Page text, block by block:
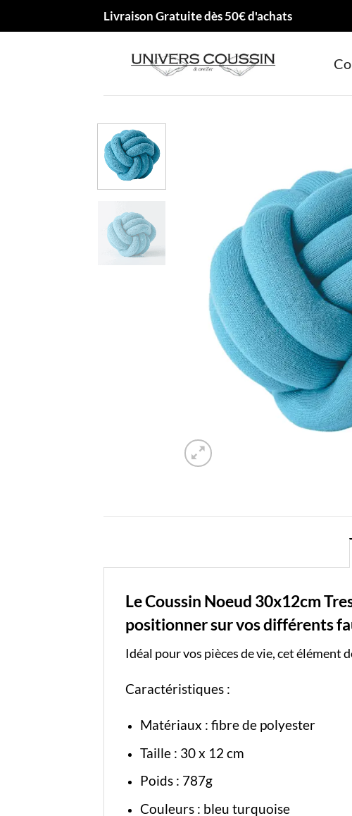
Livraison Gratuite dès 50€ d'achats
Le Coussin Noeud 30x12cm
positionner sur vos différents
Idéal pour vos pièces de vie, cet
Caractéristiques :
Matériaux : fibre de polyester
Taille : 30 x 12 cm
Poids : 787g
Couleurs : bleu turquoise